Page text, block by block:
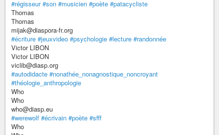
#régisseur #son #musicien #poète #patacycliste
Thomas
Thomas
mijak@diaspora-fr.org
#écriture #jeuxvideo #psychologie #lecture #randonnée
Victor LIBON
Victor LIBON
viclib@diasp.org
#autodidacte #nonathée_nonagnostique_noncroyant
#théologie_anthropologie
Who
Who
who@diasp.eu
#werewolf #écrivain #poète #sfff
Who